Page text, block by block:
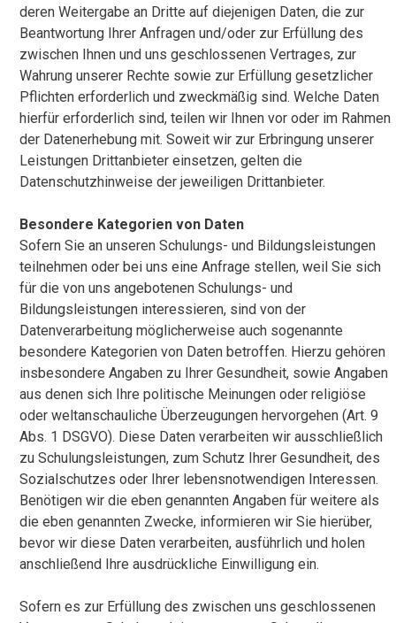
deren Weitergabe an Dritte auf diejenigen Daten, die zur
Beantwortung Ihrer Anfragen und/oder zur Erfüllung des
zwischen Ihnen und uns geschlossenen Vertrages, zur
Wahrung unserer Rechte sowie zur Erfüllung gesetzlicher
Pflichten erforderlich und zweckmäßig sind. Welche Daten
hierfür erforderlich sind, teilen wir Ihnen vor oder im Rahmen
der Datenerhebung mit. Soweit wir zur Erbringung unserer
Leistungen Drittanbieter einsetzen, gelten die
Datenschutzhinweise der jeweiligen Drittanbieter.
Besondere Kategorien von Daten
Sofern Sie an unseren Schulungs- und Bildungsleistungen
teilnehmen oder bei uns eine Anfrage stellen, weil Sie sich
für die von uns angebotenen Schulungs- und
Bildungsleistungen interessieren, sind von der
Datenverarbeitung möglicherweise auch sogenannte
besondere Kategorien von Daten betroffen. Hierzu gehören
insbesondere Angaben zu Ihrer Gesundheit, sowie Angaben
aus denen sich Ihre politische Meinungen oder religiöse
oder weltanschauliche Überzeugungen hervorgehen (Art. 9
Abs. 1 DSGVO). Diese Daten verarbeiten wir ausschließlich
zu Schulungsleistungen, zum Schutz Ihrer Gesundheit, des
Sozialschutzes oder Ihrer lebensnotwendigen Interessen.
Benötigen wir die eben genannten Angaben für weitere als
die eben genannten Zwecke, informieren wir Sie hierüber,
bevor wir diese Daten verarbeiten, ausführlich und holen
anschließend Ihre ausdrückliche Einwilligung ein.
Sofern es zur Erfüllung des zwischen uns geschlossenen